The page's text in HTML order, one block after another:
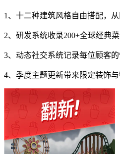
1、十二种建筑风格自由搭配，
2、研发系统收录200+全球经典
3、动态社交系统记录每位顾客
4、季度主题更新带来限定装饰